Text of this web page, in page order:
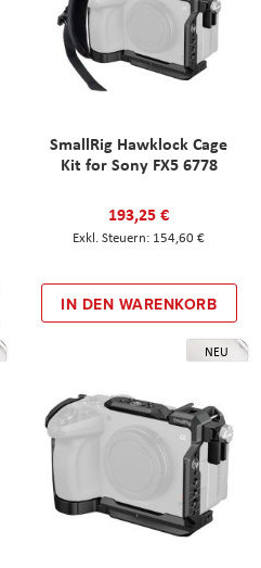
SmallRig Hawklock Cage
Kit for Sony FX5 6778
193,25 €
154,60 €
IN DEN WARENKORB
NEU